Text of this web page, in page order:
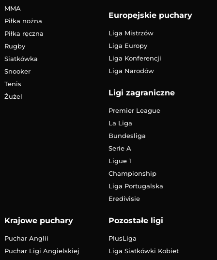
MMA
Piłka nożna
Piłka ręczna
Rugby
Siatkówka
Snooker
Tenis
Żużel
Europejskie puchary
Liga Mistrzów
Liga Europy
Liga Konferencji
Liga Narodów
Ligi zagraniczne
Premier League
La Liga
Bundesliga
Serie A
Ligue 1
Championship
Liga Portugalska
Eredivisie
Krajowe puchary
Puchar Anglii
Puchar Ligi Angielskiej
Pozostałe ligi
PlusLiga
Liga Siatkówki Kobiet